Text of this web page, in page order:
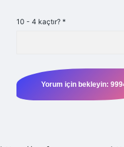
10 - 4 kaçtır? *